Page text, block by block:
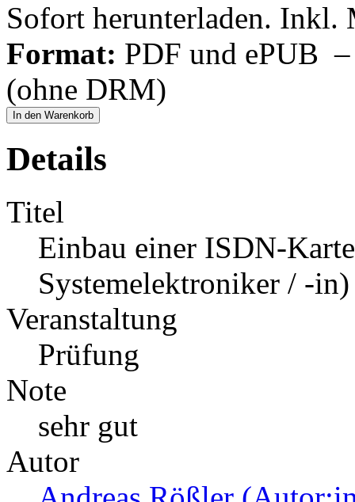
Sofort herunterladen. Inkl.
Format: PDF und ePUB
(ohne DRM)
In den Warenkorb
Details
Titel
Einbau einer ISDN-
Systemelektroniker / -in)
Veranstaltung
Prüfung
Note
sehr gut
Autor